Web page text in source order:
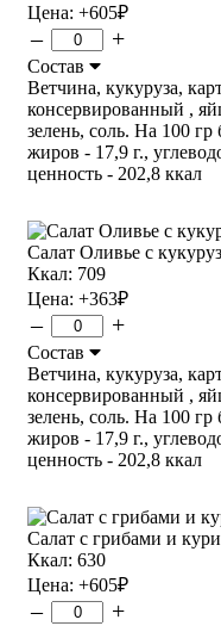
Цена: +605₽
– +
Состав
Ветчина, кукуруза,
консервированный ,
зелень, соль. На 100
жиров - 17,9 г.,
ценность - 202,8 ккал
Салат Оливье с
Ккал: 709
Цена: +363₽
– +
Состав
Ветчина, кукуруза,
консервированный ,
зелень, соль. На 100
жиров - 17,9 г.,
ценность - 202,8 ккал
Салат с грибами и
Ккал: 630
Цена: +605₽
– +